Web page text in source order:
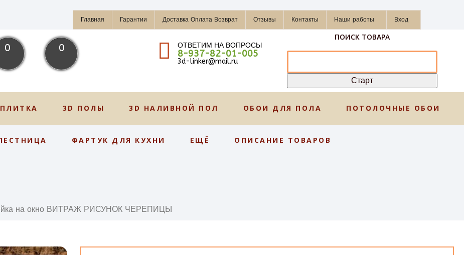
Главная Гарантии Доставка Оплата Возврат Отзывы Контакты Наши работы Вход
0 0 ОТВЕТИМ НА ВОПРОСЫ
8-937-82-01-005
3d-linker@mail.ru
ПОИСК ТОВАРА
ПЛИТКА 3D ПОЛЫ 3D НАЛИВНОЙ ПОЛ ОБОИ ДЛЯ ПОЛА ПОТОЛОЧНЫЕ ОБОИ
ФАРТУК ДЛЯ КУХНИ ЕЩЁ ОПИСАНИЕ ТОВАРОВ
на окно ВИТРАЖ РИСУНОК ЧЕРЕПИЦЫ